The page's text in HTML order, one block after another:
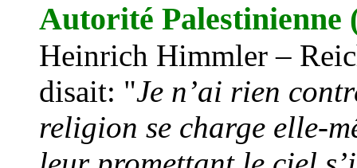
Autorité Palestinienne
Heinrich Himmler –
disait: "Je n’ai rien
religion se charge elle-